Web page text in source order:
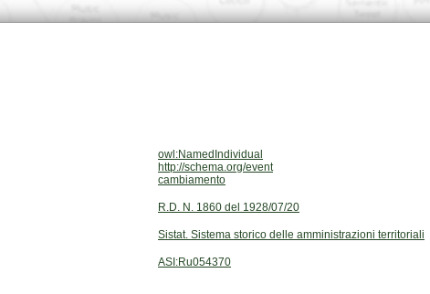
owl:NamedIndividual
http://schema.org/event
cambiamento
R.D. N. 1860 del 1928/07/20
Sistat. Sistema storico delle amministrazioni territoriali
ASI:Ru054370